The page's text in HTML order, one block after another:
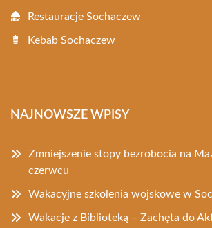
Restauracje Sochaczew
Kebab Sochaczew
NAJNOWSZE WPISY
Zmniejszenie stopy bezrobocia na
czerwcu
Wakacyjne szkolenia wojskowe w
Wakacje z Biblioteką – Zachęta do